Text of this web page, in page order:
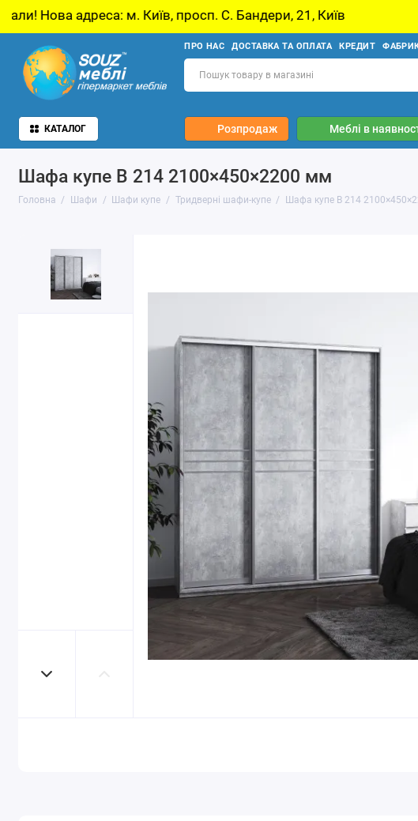
Київ, просп. С. Бандери, 21, Київ У звʼязку з
ПРО НАС ДОСТАВКА ТА ОПЛАТА КРЕДИТ
КАТАЛОГ Розпродаж Меблі в
Шафа купе В 214 2100×450×2200 мм
Головна Шафи Шафи купе Тридверні шафи-купе Шафа купе В 214